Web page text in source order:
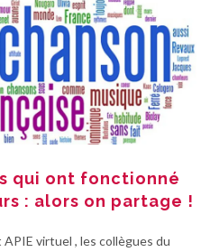
qui ont fonctionné
: alors on partage !
virtuel , les collègues du